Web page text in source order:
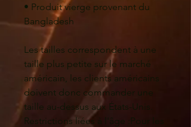
• Produit vierge provenant du
Bangladesh
Les tailles correspondent à une
taille plus petite sur le marché
américain, les clients américains
doivent donc commander une
taille au-dessus aux États-Unis.
Restrictions liées à l'âge :Pour les